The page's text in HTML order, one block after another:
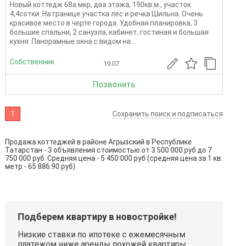
Новый коттедж 68а мкр, два этажа, 190кв.м., участок
4,4сотки. На границе участка лес и речка Шильна. Очень
красивое место в черте города. Удобная планировка, 3
большие спальни, 2 санузла, кабинет, гостиная и большая
кухня. Панорамные окна с видом на...
Собственник 19.07
Позвонить
1 Сохранить поиск и подписаться
Продажа коттеджей в районе Агрызский в Республике
Татарстан - 3 объявления стоимостью от 3 500 000 руб до 7
750 000 руб. Средняя цена - 5 450 000 руб (средняя цена за 1 кв.
метр - 65 886.90 руб)
Подберем квартиру в новостройке!
Низкие ставки по ипотеке с ежемесячным